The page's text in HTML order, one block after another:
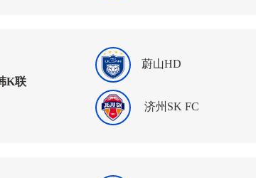
K联
蔚山HD
济州SK FC